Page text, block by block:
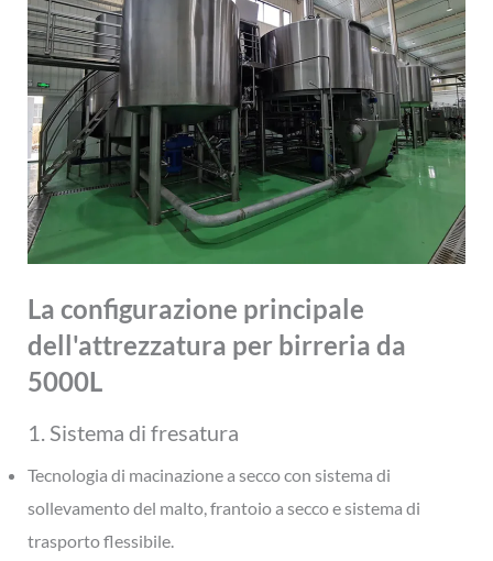
La configurazione principale
dell'attrezzatura per birreria da
5000L
1. Sistema di fresatura
Tecnologia di macinazione a secco con sistema di
sollevamento del malto, frantoio a secco e sistema di
trasporto flessibile.